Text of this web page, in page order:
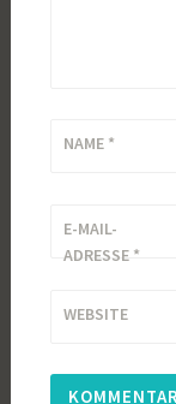
NAME *
E-MAIL-
ADRESSE *
WEBSITE